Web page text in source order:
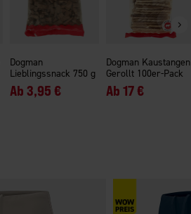
Dogman
Lieblingssnack 750 g
Ab 3,95 €
Dogman Kaustangen
Gerollt 100er-Pack
Ab17 €